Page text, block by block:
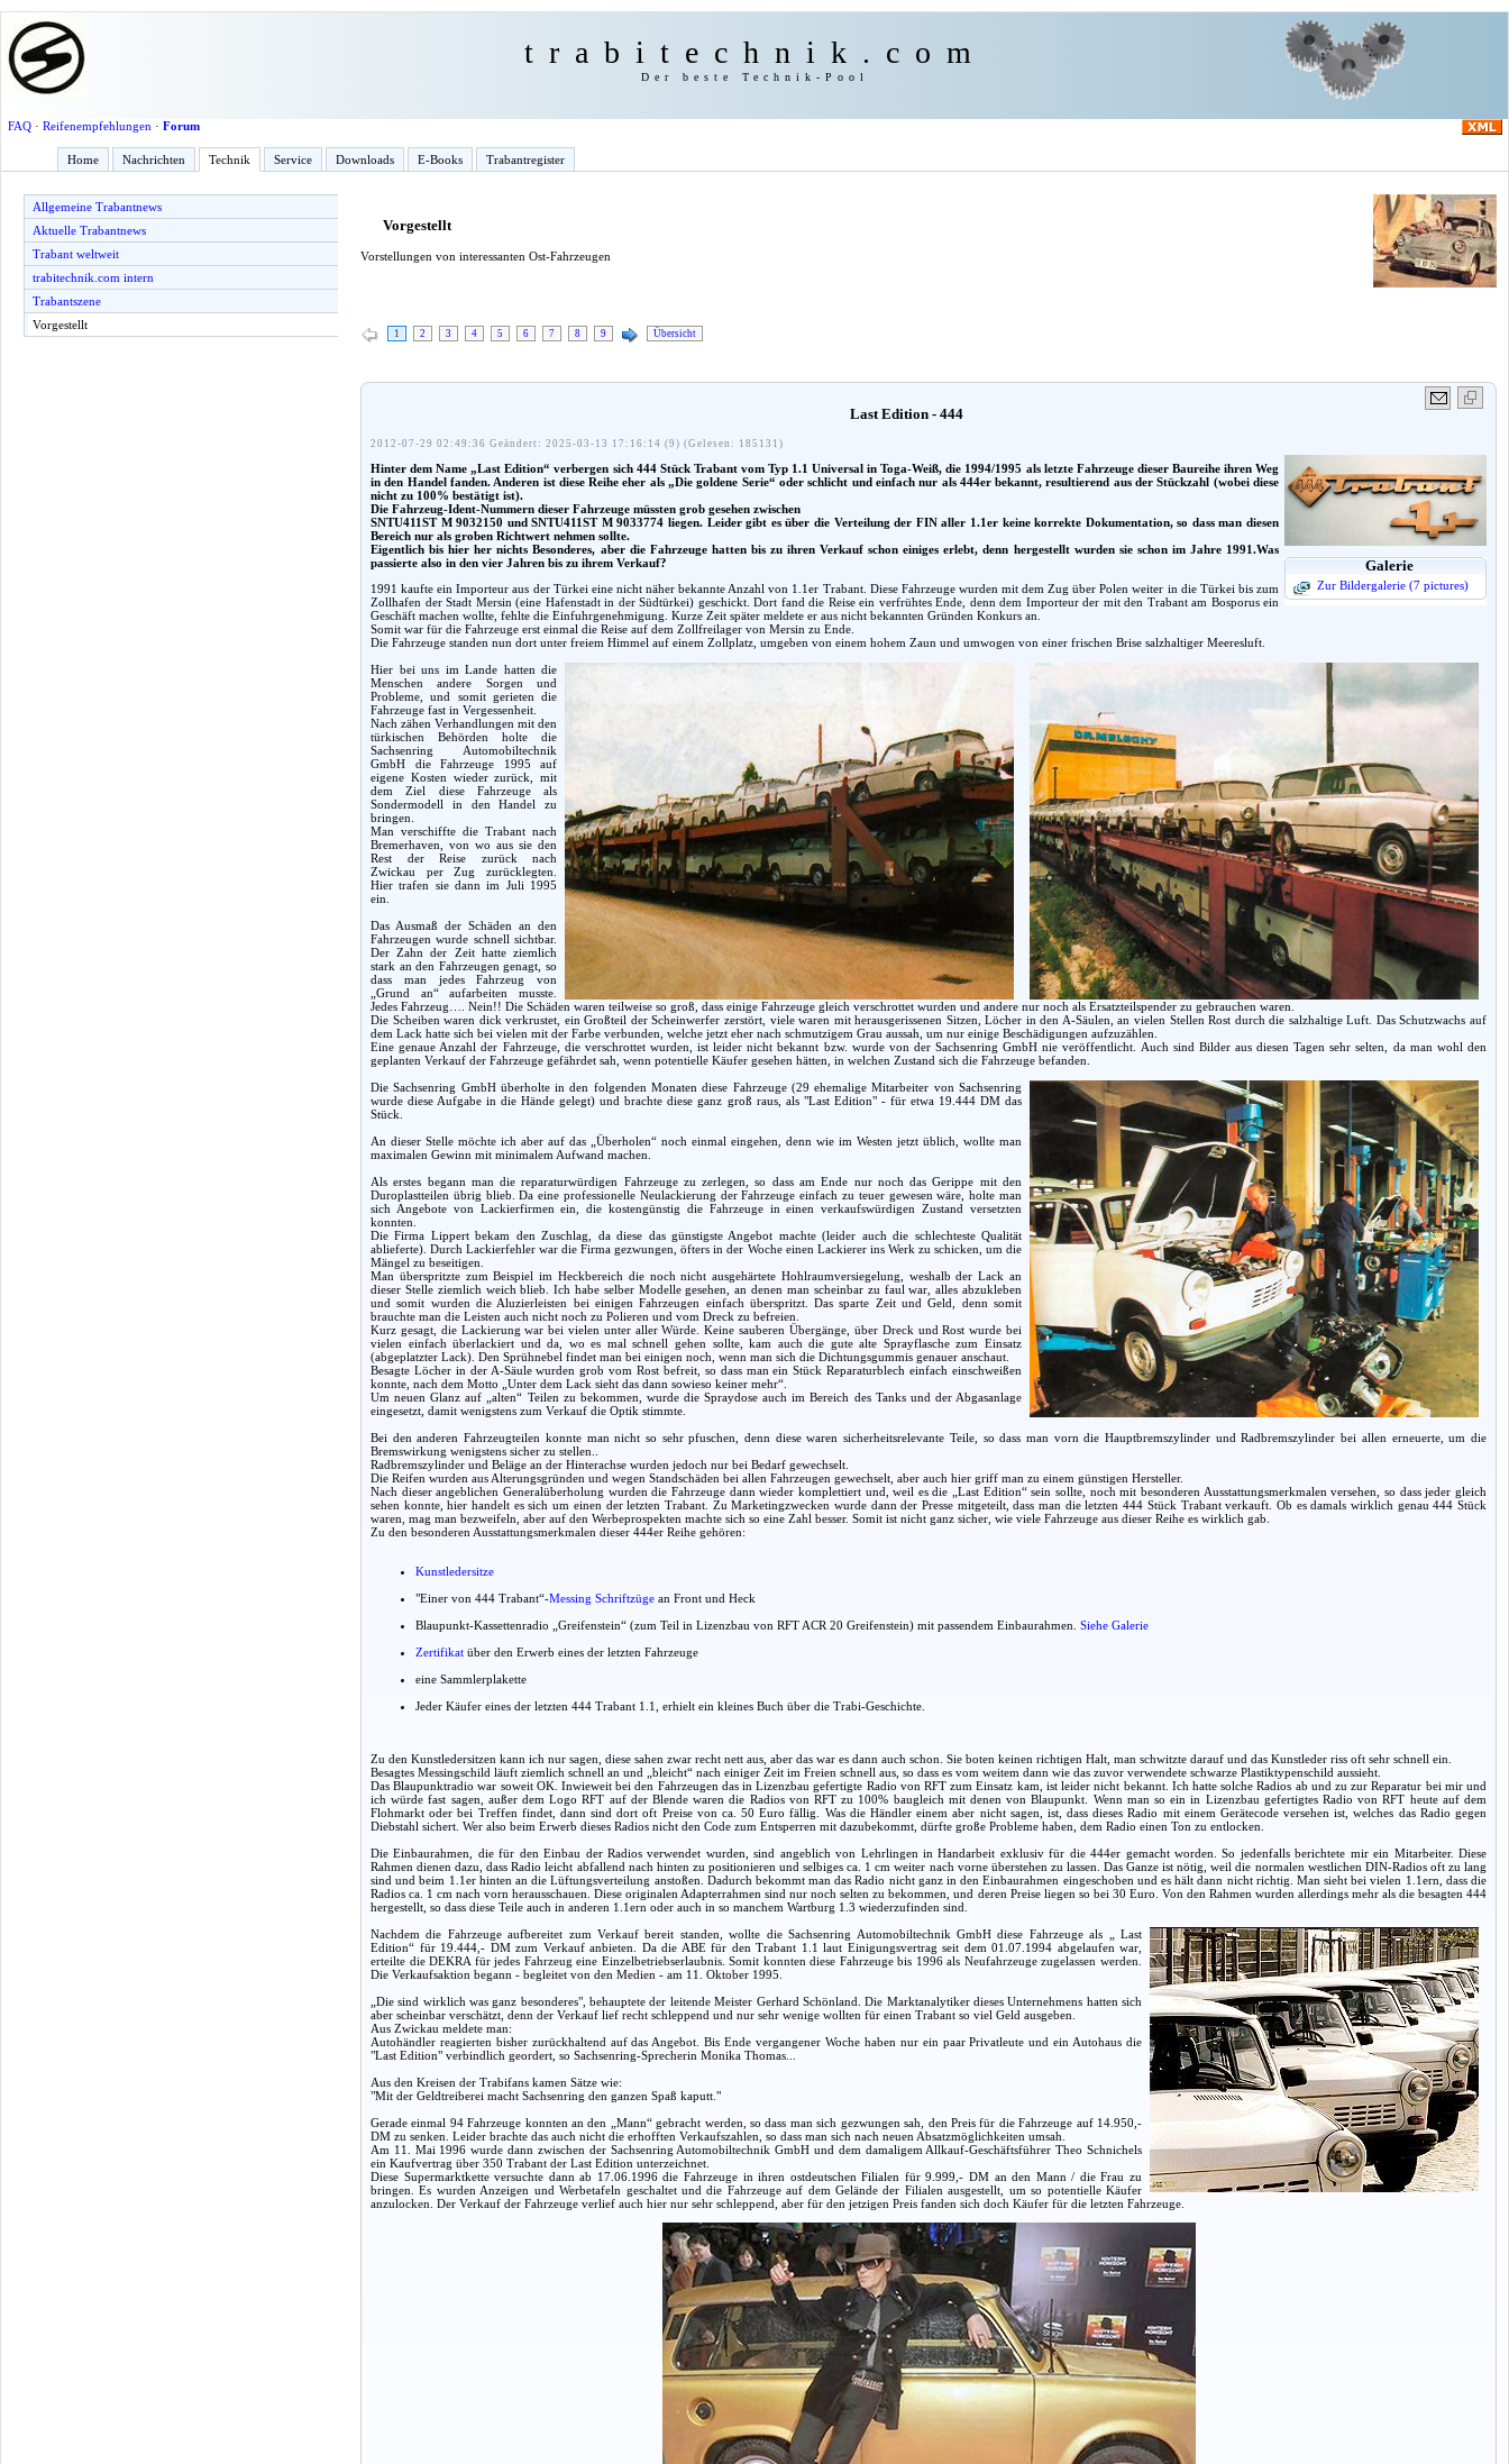
trabitechnik.com
Der beste Technik-Pool
FAQ· Reifenempfehlungen · Forum
Home Nachrichten Technik Service Downloads E-Books Trabantregister
Allgemeine Trabantnews
Aktuelle Trabantnews
Trabant weltweit
trabitechnik.com intern
Trabantszene
Vorgestellt
Vorgestellt
Vorstellungen von interessanten Ost-Fahrzeugen
1 2 3 4 5 6 7 8 9 Übersicht
Last Edition - 444
2012-07-29 02:49:36 Geändert: 2025-03-13 17:16:14 (9) (Gelesen: 185131)
Galerie
Zur Bildergalerie (7 pictures)
Hinter dem Name „Last Edition“ verbergen sich 444 Stück Trabant vom Typ 1.1 Universal in Toga-Weiß, die 1994/1995 als letzte Fahrzeuge dieser Baureihe ihren Weg
in den Handel fanden. Anderen ist diese Reihe eher als „Die goldene Serie“ oder schlicht und einfach nur als 444er bekannt, resultierend aus der Stückzahl (wobei diese
nicht zu 100% bestätigt ist).
Die Fahrzeug-Ident-Nummern dieser Fahrzeuge müssten grob gesehen zwischen
SNTU411ST M 9032150 und SNTU411ST M 9033774 liegen. Leider gibt es über die Verteilung der FIN aller 1.1er keine korrekte Dokumentation, so dass man diesen
Bereich nur als groben Richtwert nehmen sollte.
Eigentlich bis hier her nichts Besonderes, aber die Fahrzeuge hatten bis zu ihren Verkauf schon einiges erlebt, denn hergestellt wurden sie schon im Jahre 1991.Was
passierte also in den vier Jahren bis zu ihrem Verkauf?
1991 kaufte ein Importeur aus der Türkei eine nicht näher bekannte Anzahl von 1.1er Trabant. Diese Fahrzeuge wurden mit dem Zug über Polen weiter in die Türkei bis zum
Zollhafen der Stadt Mersin (eine Hafenstadt in der Südtürkei) geschickt. Dort fand die Reise ein verfrühtes Ende, denn dem Importeur der mit den Trabant am Bosporus ein
Geschäft machen wollte, fehlte die Einfuhrgenehmigung. Kurze Zeit später meldete er aus nicht bekannten Gründen Konkurs an.
Somit war für die Fahrzeuge erst einmal die Reise auf dem Zollfreilager von Mersin zu Ende.
Die Fahrzeuge standen nun dort unter freiem Himmel auf einem Zollplatz, umgeben von einem hohem Zaun und umwogen von einer frischen Brise salzhaltiger Meeresluft.
Hier bei uns im Lande hatten die
Menschen andere Sorgen und
Probleme, und somit gerieten die
Fahrzeuge fast in Vergessenheit.
Nach zähen Verhandlungen mit den
türkischen Behörden holte die
Sachsenring Automobiltechnik
GmbH die Fahrzeuge 1995 auf
eigene Kosten wieder zurück, mit
dem Ziel diese Fahrzeuge als
Sondermodell in den Handel zu
bringen.
Man verschiffte die Trabant nach
Bremerhaven, von wo aus sie den
Rest der Reise zurück nach
Zwickau per Zug zurücklegten.
Hier trafen sie dann im Juli 1995
ein.
Das Ausmaß der Schäden an den
Fahrzeugen wurde schnell sichtbar.
Der Zahn der Zeit hatte ziemlich
stark an den Fahrzeugen genagt, so
dass man jedes Fahrzeug von
„Grund an“ aufarbeiten musste.
Jedes Fahrzeug…. Nein!! Die Schäden waren teilweise so groß, dass einige Fahrzeuge gleich verschrottet wurden und andere nur noch als Ersatzteilspender zu gebrauchen waren.
Die Scheiben waren dick verkrustet, ein Großteil der Scheinwerfer zerstört, viele waren mit herausgerissenen Sitzen, Löcher in den A-Säulen, an vielen Stellen Rost durch die salzhaltige Luft. Das Schutzwachs auf
dem Lack hatte sich bei vielen mit der Farbe verbunden, welche jetzt eher nach schmutzigem Grau aussah, um nur einige Beschädigungen aufzuzählen.
Eine genaue Anzahl der Fahrzeuge, die verschrottet wurden, ist leider nicht bekannt bzw. wurde von der Sachsenring GmbH nie veröffentlicht. Auch sind Bilder aus diesen Tagen sehr selten, da man wohl den
geplanten Verkauf der Fahrzeuge gefährdet sah, wenn potentielle Käufer gesehen hätten, in welchen Zustand sich die Fahrzeuge befanden.
Die Sachsenring GmbH überholte in den folgenden Monaten diese Fahrzeuge (29 ehemalige Mitarbeiter von Sachsenring
wurde diese Aufgabe in die Hände gelegt) und brachte diese ganz groß raus, als "Last Edition" - für etwa 19.444 DM das
Stück.
An dieser Stelle möchte ich aber auf das „Überholen“ noch einmal eingehen, denn wie im Westen jetzt üblich, wollte man
maximalen Gewinn mit minimalem Aufwand machen.
Als erstes begann man die reparaturwürdigen Fahrzeuge zu zerlegen, so dass am Ende nur noch das Gerippe mit den
Duroplastteilen übrig blieb. Da eine professionelle Neulackierung der Fahrzeuge einfach zu teuer gewesen wäre, holte man
sich Angebote von Lackierfirmen ein, die kostengünstig die Fahrzeuge in einen verkaufswürdigen Zustand versetzten
konnten.
Die Firma Lippert bekam den Zuschlag, da diese das günstigste Angebot machte (leider auch die schlechteste Qualität
ablieferte). Durch Lackierfehler war die Firma gezwungen, öfters in der Woche einen Lackierer ins Werk zu schicken, um die
Mängel zu beseitigen.
Man überspritzte zum Beispiel im Heckbereich die noch nicht ausgehärtete Hohlraumversiegelung, weshalb der Lack an
dieser Stelle ziemlich weich blieb. Ich habe selber Modelle gesehen, an denen man scheinbar zu faul war, alles abzukleben
und somit wurden die Aluzierleisten bei einigen Fahrzeugen einfach überspritzt. Das sparte Zeit und Geld, denn somit
brauchte man die Leisten auch nicht noch zu Polieren und vom Dreck zu befreien.
Kurz gesagt, die Lackierung war bei vielen unter aller Würde. Keine sauberen Übergänge, über Dreck und Rost wurde bei
vielen einfach überlackiert und da, wo es mal schnell gehen sollte, kam auch die gute alte Sprayflasche zum Einsatz
(abgeplatzter Lack). Den Sprühnebel findet man bei einigen noch, wenn man sich die Dichtungsgummis genauer anschaut.
Besagte Löcher in der A-Säule wurden grob vom Rost befreit, so dass man ein Stück Reparaturblech einfach einschweißen
konnte, nach dem Motto „Unter dem Lack sieht das dann sowieso keiner mehr“.
Um neuen Glanz auf „alten“ Teilen zu bekommen, wurde die Spraydose auch im Bereich des Tanks und der Abgasanlage
eingesetzt, damit wenigstens zum Verkauf die Optik stimmte.
Bei den anderen Fahrzeugteilen konnte man nicht so sehr pfuschen, denn diese waren sicherheitsrelevante Teile, so dass man vorn die Hauptbremszylinder und Radbremszylinder bei allen erneuerte, um die
Bremswirkung wenigstens sicher zu stellen..
Radbremszylinder und Beläge an der Hinterachse wurden jedoch nur bei Bedarf gewechselt.
Die Reifen wurden aus Alterungsgründen und wegen Standschäden bei allen Fahrzeugen gewechselt, aber auch hier griff man zu einem günstigen Hersteller.
Nach dieser angeblichen Generalüberholung wurden die Fahrzeuge dann wieder komplettiert und, weil es die „Last Edition“ sein sollte, noch mit besonderen Ausstattungsmerkmalen versehen, so dass jeder gleich
sehen konnte, hier handelt es sich um einen der letzten Trabant. Zu Marketingzwecken wurde dann der Presse mitgeteilt, dass man die letzten 444 Stück Trabant verkauft. Ob es damals wirklich genau 444 Stück
waren, mag man bezweifeln, aber auf den Werbeprospekten machte sich so eine Zahl besser. Somit ist nicht ganz sicher, wie viele Fahrzeuge aus dieser Reihe es wirklich gab.
Zu den besonderen Ausstattungsmerkmalen dieser 444er Reihe gehören:
Kunstledersitze
"Einer von 444 Trabant“-Messing Schriftzüge an Front und Heck
Blaupunkt-Kassettenradio „Greifenstein“ (zum Teil in Lizenzbau von RFT ACR 20 Greifenstein) mit passendem Einbaurahmen. Siehe Galerie
Zertifikat über den Erwerb eines der letzten Fahrzeuge
eine Sammlerplakette
Jeder Käufer eines der letzten 444 Trabant 1.1, erhielt ein kleines Buch über die Trabi-Geschichte.
Zu den Kunstledersitzen kann ich nur sagen, diese sahen zwar recht nett aus, aber das war es dann auch schon. Sie boten keinen richtigen Halt, man schwitzte darauf und das Kunstleder riss oft sehr schnell ein.
Besagtes Messingschild läuft ziemlich schnell an und „bleicht“ nach einiger Zeit im Freien schnell aus, so dass es vom weitem dann wie das zuvor verwendete schwarze Plastiktypenschild aussieht.
Das Blaupunktradio war soweit OK. Inwieweit bei den Fahrzeugen das in Lizenzbau gefertigte Radio von RFT zum Einsatz kam, ist leider nicht bekannt. Ich hatte solche Radios ab und zu zur Reparatur bei mir und
ich würde fast sagen, außer dem Logo RFT auf der Blende waren die Radios von RFT zu 100% baugleich mit denen von Blaupunkt. Wenn man so ein in Lizenzbau gefertigtes Radio von RFT heute auf dem
Flohmarkt oder bei Treffen findet, dann sind dort oft Preise von ca. 50 Euro fällig. Was die Händler einem aber nicht sagen, ist, dass dieses Radio mit einem Gerätecode versehen ist, welches das Radio gegen
Diebstahl sichert. Wer also beim Erwerb dieses Radios nicht den Code zum Entsperren mit dazubekommt, dürfte große Probleme haben, dem Radio einen Ton zu entlocken.
Die Einbaurahmen, die für den Einbau der Radios verwendet wurden, sind angeblich von Lehrlingen in Handarbeit exklusiv für die 444er gemacht worden. So jedenfalls berichtete mir ein Mitarbeiter. Diese
Rahmen dienen dazu, dass Radio leicht abfallend nach hinten zu positionieren und selbiges ca. 1 cm weiter nach vorne überstehen zu lassen. Das Ganze ist nötig, weil die normalen westlichen DIN-Radios oft zu lang
sind und beim 1.1er hinten an die Lüftungsverteilung anstoßen. Dadurch bekommt man das Radio nicht ganz in den Einbaurahmen eingeschoben und es hält dann nicht richtig. Man sieht bei vielen 1.1ern, dass die
Radios ca. 1 cm nach vorn herausschauen. Diese originalen Adapterrahmen sind nur noch selten zu bekommen, und deren Preise liegen so bei 30 Euro. Von den Rahmen wurden allerdings mehr als die besagten 444
hergestellt, so dass diese Teile auch in anderen 1.1ern oder auch in so manchem Wartburg 1.3 wiederzufinden sind.
Nachdem die Fahrzeuge aufbereitet zum Verkauf bereit standen, wollte die Sachsenring Automobiltechnik GmbH diese Fahrzeuge als „ Last
Edition“ für 19.444,- DM zum Verkauf anbieten. Da die ABE für den Trabant 1.1 laut Einigungsvertrag seit dem 01.07.1994 abgelaufen war,
erteilte die DEKRA für jedes Fahrzeug eine Einzelbetriebserlaubnis. Somit konnten diese Fahrzeuge bis 1996 als Neufahrzeuge zugelassen werden.
Die Verkaufsaktion begann - begleitet von den Medien - am 11. Oktober 1995.
„Die sind wirklich was ganz besonderes", behauptete der leitende Meister Gerhard Schönland. Die Marktanalytiker dieses Unternehmens hatten sich
aber scheinbar verschätzt, denn der Verkauf lief recht schleppend und nur sehr wenige wollten für einen Trabant so viel Geld ausgeben.
Aus Zwickau meldete man:
Autohändler reagierten bisher zurückhaltend auf das Angebot. Bis Ende vergangener Woche haben nur ein paar Privatleute und ein Autohaus die
"Last Edition" verbindlich geordert, so Sachsenring-Sprecherin Monika Thomas...
Aus den Kreisen der Trabifans kamen Sätze wie:
"Mit der Geldtreiberei macht Sachsenring den ganzen Spaß kaputt."
Gerade einmal 94 Fahrzeuge konnten an den „Mann“ gebracht werden, so dass man sich gezwungen sah, den Preis für die Fahrzeuge auf 14.950,-
DM zu senken. Leider brachte das auch nicht die erhofften Verkaufszahlen, so dass man sich nach neuen Absatzmöglichkeiten umsah.
Am 11. Mai 1996 wurde dann zwischen der Sachsenring Automobiltechnik GmbH und dem damaligem Allkauf-Geschäftsführer Theo Schnichels
ein Kaufvertrag über 350 Trabant der Last Edition unterzeichnet.
Diese Supermarktkette versuchte dann ab 17.06.1996 die Fahrzeuge in ihren ostdeutschen Filialen für 9.999,- DM an den Mann / die Frau zu
bringen. Es wurden Anzeigen und Werbetafeln geschaltet und die Fahrzeuge auf dem Gelände der Filialen ausgestellt, um so potentielle Käufer
anzulocken. Der Verkauf der Fahrzeuge verlief auch hier nur sehr schleppend, aber für den jetzigen Preis fanden sich doch Käufer für die letzten Fahrzeuge.